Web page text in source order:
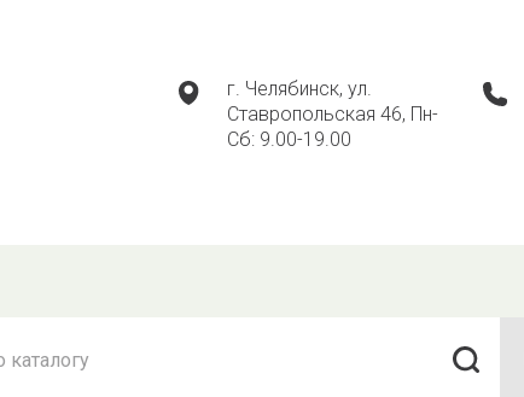
г. Челябинск, ул.
Ставропольская 46, Пн-
Сб: 9.00-19.00